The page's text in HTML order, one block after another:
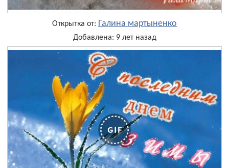
Открытка от: Галина мартыненко
Добавлена: 9 лет назад